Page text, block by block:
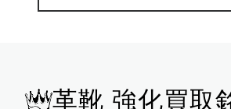
革靴 強化買取